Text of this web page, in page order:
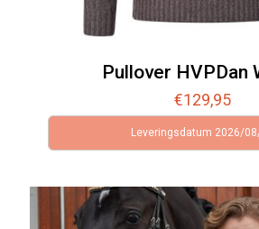
Pullover HVPDan
€129,95
Leveringsdatum 2026/